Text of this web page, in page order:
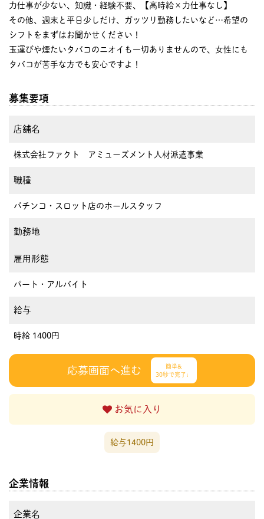
力仕事が少ない、知識・経験不要、【高時給×力仕事なし】
その他、週末と平日少しだけ、ガッツリ勤務したいなど…希望の
シフトをまずはお聞かせください！
玉運びや煙たいタバコのニオイも一切ありませんので、女性にも
タバコが苦手な方でも安心ですよ！
募集要項
店舗名
株式会社ファクト アミューズメント人材派遣事業
職種
パチンコ・スロット店のホールスタッフ
勤務地
雇用形態
パート・アルバイト
給与
時給 1400円
応募画面へ進む
簡単&
30秒で完了♩
お気に入り
給与1400円
企業情報
企業名